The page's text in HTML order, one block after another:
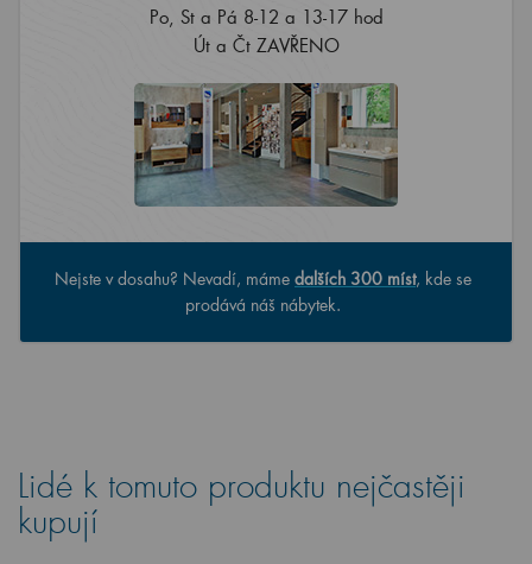
Út a Čt ZAVŘENO
Nejste v dosahu? Nevadí, mámedalších 300 míst, kde se
prodává náš nábytek.
kupují